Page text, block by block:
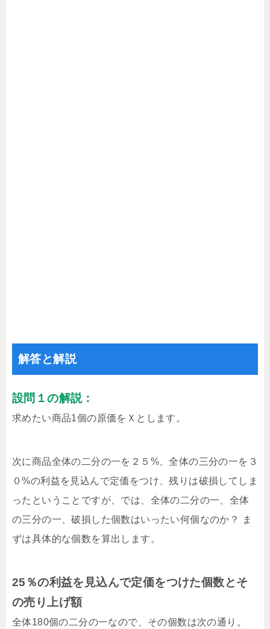
解答と解説
設問１の解説：
求めたい商品1個の原価をＸとします。
次に商品全体の二分の一を２５%、全体の三分の一を３
０%の利益を見込んで定価をつけ、残りは破損してしま
ったということですが、では、全体の二分の一、全体
の三分の一、破損した個数はいったい何個なのか？ ま
ずは具体的な個数を算出します。
25％の利益を見込んで定価をつけた個数とそ
の売り上げ額
全体180個の二分の一なので、その個数は次の通り。